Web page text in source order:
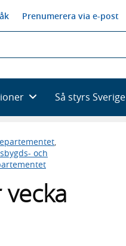
Prenumerera via e-post
Så styrs Sverige
och